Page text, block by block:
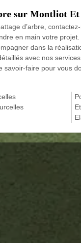
sur Montliot Et
d’arbre,
en main votre
dans la
avec nos
faire pour vous